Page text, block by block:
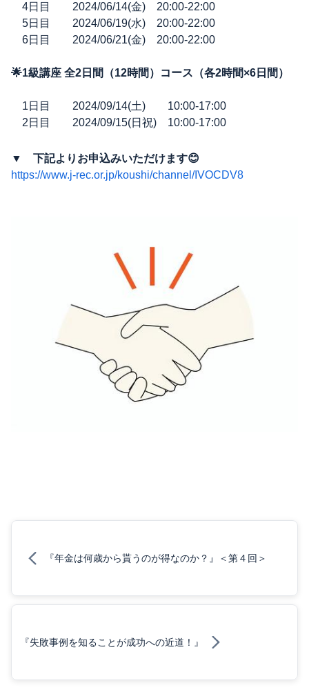
4日目 2024/06/14(金) 20:00-22:00
5日目 2024/06/19(水) 20:00-22:00
6日目 2024/06/21(金) 20:00-22:00
🌟1級講座 全2日間（12時間）コース（各2時間×6日間）
1日目 2024/09/14(土) 10:00-17:00
2日目 2024/09/15(日祝) 10:00-17:00
▼ 下記よりお申込みいただけます😊
https://www.j-rec.or.jp/koushi/channel/IVOCDV8
『年金は何歳から貰うのが得なのか？』＜第４回＞
『失敗事例を知ることが成功への近道！』